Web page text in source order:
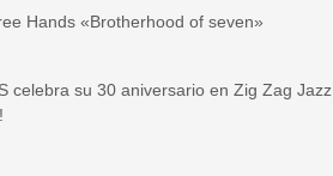
Hands «Brotherhood of seven»
celebra su 30 aniversario en Zig Zag Jazz